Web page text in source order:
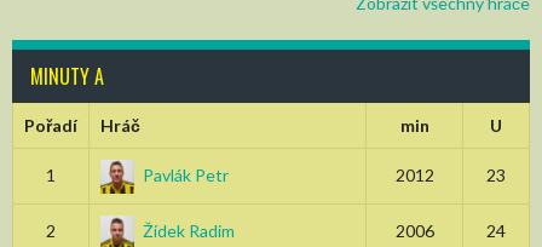
MINUTY A
Pořadí Hráč min U
1 Pavlák Petr 2012 23
2 Žídek Radim 2006 24